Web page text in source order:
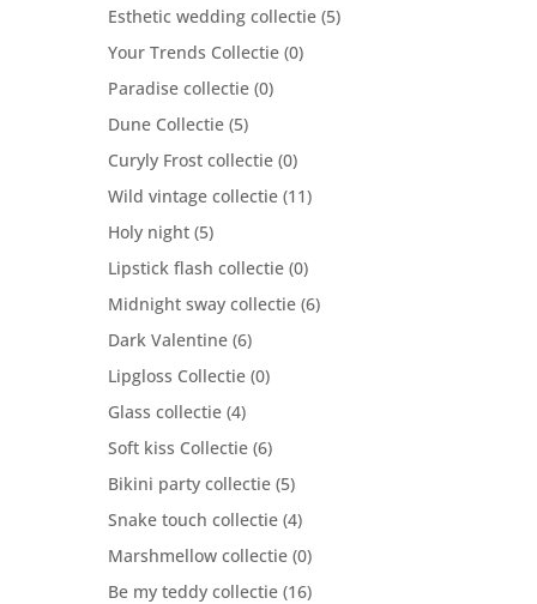
Esthetic wedding collectie (5)
Your Trends Collectie (0)
Paradise collectie (0)
Dune Collectie (5)
Curyly Frost collectie (0)
Wild vintage collectie (11)
Holy night (5)
Lipstick flash collectie (0)
Midnight sway collectie (6)
Dark Valentine (6)
Lipgloss Collectie (0)
Glass collectie (4)
Soft kiss Collectie (6)
Bikini party collectie (5)
Snake touch collectie (4)
Marshmellow collectie (0)
Be my teddy collectie (16)